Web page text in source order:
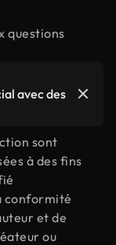
questions
avec des
sont
à des fins
conformité
et de
ou